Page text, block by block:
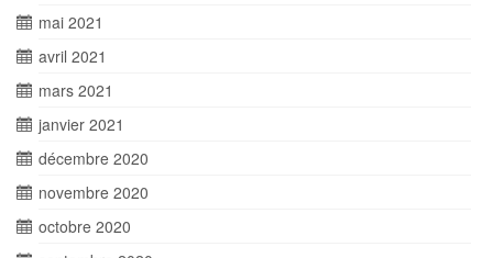
mai 2021
avril 2021
mars 2021
janvier 2021
décembre 2020
novembre 2020
octobre 2020